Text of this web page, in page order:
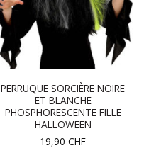
PERRUQUE SORCIÈRE NOIRE
ET BLANCHE
PHOSPHORESCENTE FILLE
HALLOWEEN
19,90 CHF